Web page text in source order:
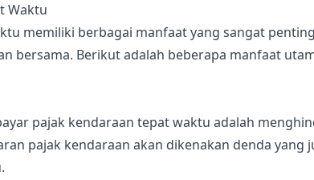
Waktu
memiliki berbagai manfaat yang sangat
bersama. Berikut adalah beberapa manfaat
pajak kendaraan tepat waktu adalah
pajak kendaraan akan dikenakan denda yang